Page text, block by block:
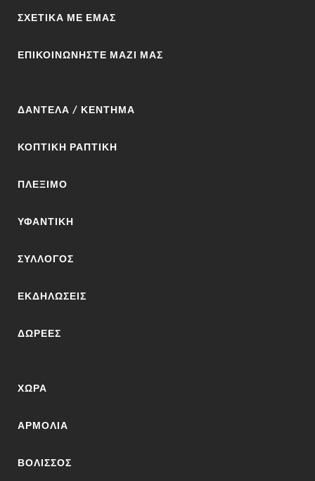
ΣΧΕΤΙΚΆ ΜΕ ΕΜΆΣ
ΕΠΙΚΟΙΝΩΝΉΣΤΕ ΜΑΖΊ ΜΑΣ
ΔΑΝΤΈΛΑ / ΚΈΝΤΗΜΑ
ΚΟΠΤΙΚΉ ΡΑΠΤΙΚΉ
ΠΛΈΞΙΜΟ
ΥΦΑΝΤΙΚΉ
ΣΎΛΛΟΓΟΣ
ΕΚΔΗΛΏΣΕΙΣ
ΔΩΡΕΈΣ
ΧΏΡΑ
ΑΡΜΌΛΙΑ
ΒΟΛΙΣΣΌΣ